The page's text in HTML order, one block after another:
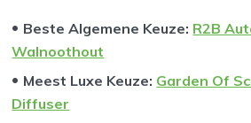
Beste Algemene Keuze: R2B
Walnoothout
Meest Luxe Keuze: Garden Of
Diffuser